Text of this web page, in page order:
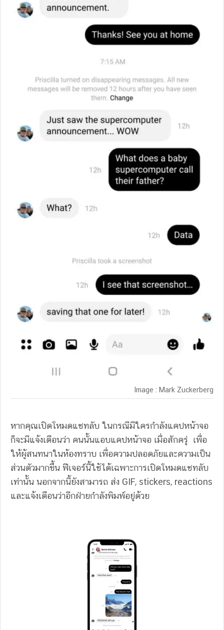
Image : Mark Zuckerberg
หากคุณเปิดโหมดแชทลับ ในกรณีมีใครกำลังแคปหน้าจอ
ก็จะมีแจ้งเตือนว่า คนนั้นแอบแคปหน้าจอ เมื่อสักครู่ เพื่อ
ให้ผู้สนทนาในห้องทราบ เพื่อความปลอดภัยและความเป็น
ส่วนตัวมากขึ้น ฟีเจอร์นี้ใช้ได้เฉพาะการเปิดโหมดแชทลับ
เท่านั้น นอกจากนี้ยังสามารถ ส่ง GIF, stickers, reactions
และแจ้งเตือนว่าอีกฝ่ายกำลังพิมพ์อยู่ด้วย